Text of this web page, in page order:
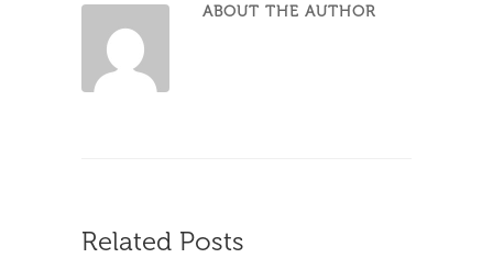
ABOUT THE AUTHOR
Related Posts